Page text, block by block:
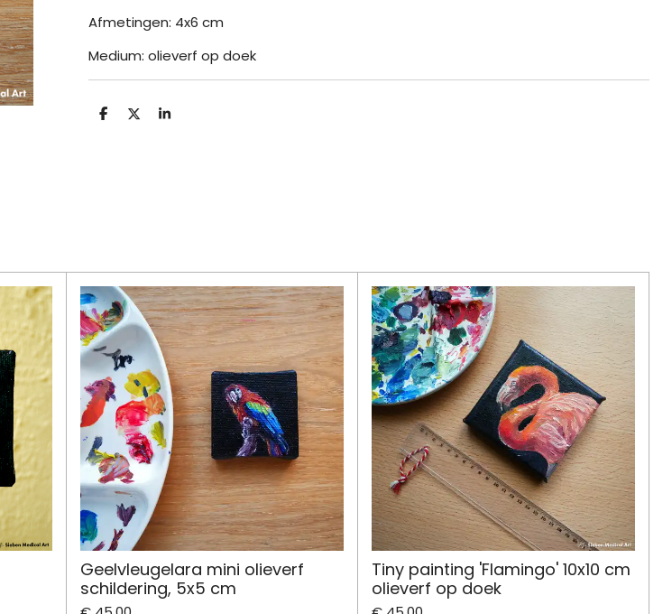
Afmetingen: 4x6 cm
Medium: olieverf op doek
D D S
Geelvleugelara mini olieverf
schildering, 5x5 cm
Tiny painting 'Flamingo' 10x10 cm
olieverf op doek